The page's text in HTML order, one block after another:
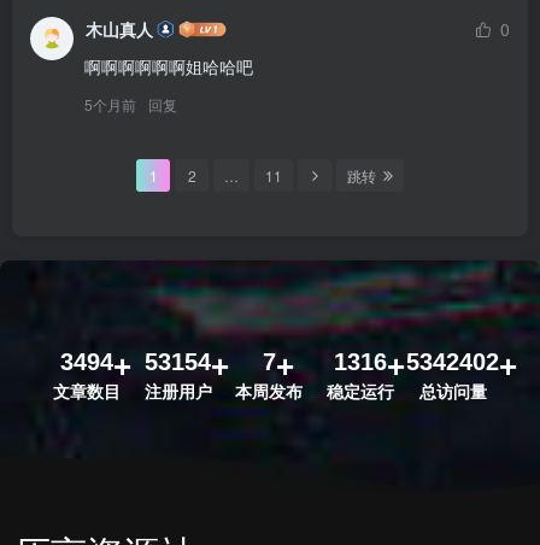
木山真人
0
啊啊啊啊啊啊姐哈哈吧
5个月前 回复
1 2 11 跳转
3494
文章数目
53154
注册用户
7
本周发布
1316
稳定运行
5342402
总访问量